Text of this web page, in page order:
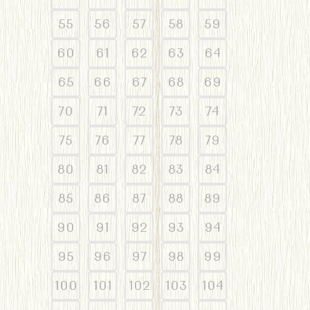
55
56 57 58
59
60
61 62 63
64
65
66 67 68
69
70
71 72 73
74
75
76 77 78
79
80
81 82 83
84
85
86 87 88
89
90
91 92 93
94
95
96 97 98
99
100
101 102 103
104